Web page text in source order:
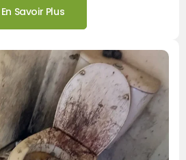
En Savoir Plus